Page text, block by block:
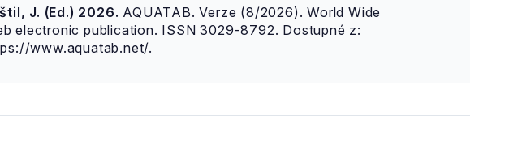
J. (Ed.) 2026. AQUATAB. Verze (8/2026). World Wide
electronic publication. ISSN 3029-8792. Dostupné z:
www.aquatab.net/.